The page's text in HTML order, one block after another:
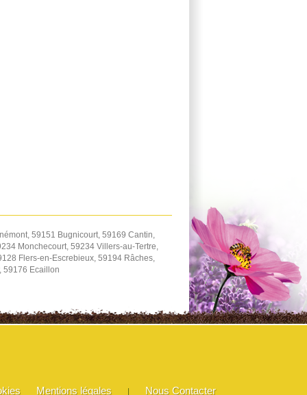
59151 Bugnicourt, 59169 Cantin,
Monchecourt, 59234 Villers-au-Tertre,
Flers-en-Escrebieux, 59194 Râches,
59176 Ecaillon
Mentions légales | Nous Contacter